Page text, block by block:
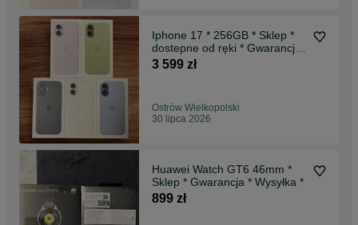
Iphone 17 * 256GB * Sklep *
dostepne od ręki * Gwarancja
* Wysyłka *
3 599 zł
Ostrów Wielkopolski
30 lipca 2026
Huawei Watch GT6 46mm *
Sklep * Gwarancja * Wysyłka *
899 zł